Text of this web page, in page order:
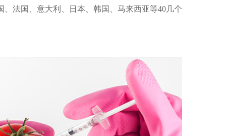
法国、意大利、日本、韩国、马来西亚等40几个